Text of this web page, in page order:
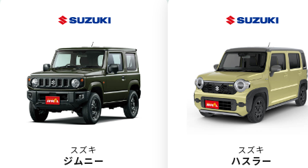
スズキ
ジムニー
スズキ
ハスラー